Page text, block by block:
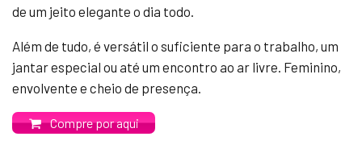
de um jeito elegante o dia todo.
Além de tudo, é versátil o suficiente para o trabalho, um
jantar especial ou até um encontro ao ar livre. Feminino,
envolvente e cheio de presença.
Compre por aqui